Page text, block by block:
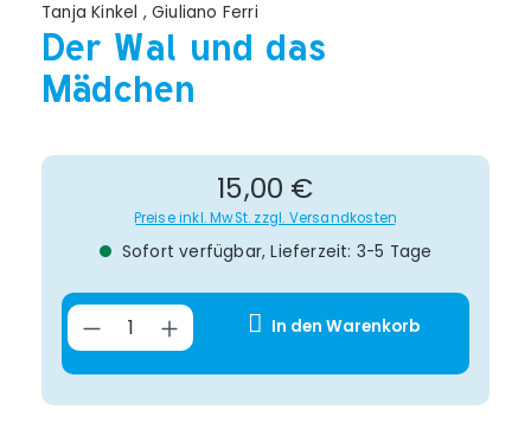
Tanja Kinkel ,Giuliano Ferri
Der Wal und das
Mädchen
Regulärer Preis:
15,00 €
Preise inkl. MwSt. zzgl. Versandkosten
Sofort verfügbar, Lieferzeit: 3-5 Tage
Produkt Anzahl: Gib den
In den Warenkorb